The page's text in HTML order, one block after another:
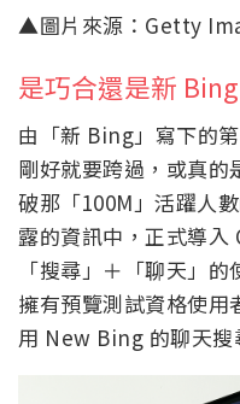
▲圖片來源：Getty
是巧合還是新
由「新 Bing」寫下的
剛好就要跨過，或真的
破那「100M」活躍人
露的資訊中，正式導入
「搜尋」＋「聊天」
擁有預覽測試資格使
用 New Bing 的聊天搜